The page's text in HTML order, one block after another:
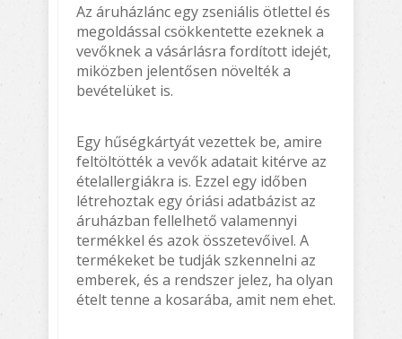
Az áruházlánc egy zseniális ötlettel és
megoldással csökkentette ezeknek a
vevőknek a vásárlásra fordított idejét,
miközben jelentősen növelték a
bevételüket is.
Egy hűségkártyát vezettek be, amire
feltöltötték a vevők adatait kitérve az
ételallergiákra is. Ezzel egy időben
létrehoztak egy óriási adatbázist az
áruházban fellelhető valamennyi
termékkel és azok összetevőivel. A
termékeket be tudják szkennelni az
emberek, és a rendszer jelez, ha olyan
ételt tenne a kosarába, amit nem ehet.